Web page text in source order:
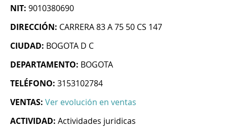
NIT: 9010380690
DIRECCIÓN: CARRERA 83 A 75 50 CS 147
CIUDAD: BOGOTA D C
DEPARTAMENTO: BOGOTA
TELÉFONO: 3153102784
VENTAS: Ver evolución en ventas
ACTIVIDAD: Actividades juridicas